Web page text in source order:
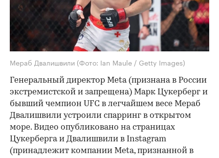
Мераб Двалишвили (Фото: Ian Maule / Getty Images)
Генеральный директор Meta (признана в России
экстремистской и запрещена) Марк Цукерберг и
бывший чемпион UFC в легчайшем весе Мераб
Двалишвили устроили спарринг в открытом
море. Видео опубликовано на страницах
Цукерберга и Двалишвили в Instagram
(принадлежит компании Meta, признанной в